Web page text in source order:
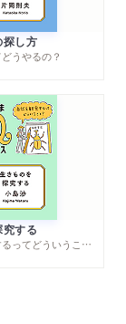
探し方
うやるの？
する
─自然を観察するってどういうこと？